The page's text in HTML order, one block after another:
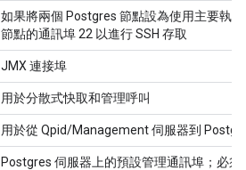
如果將兩個 Postgres 節點設為使用主要執
節點的通訊埠 22 以進行 SSH 存取
JMX 連接埠
用於分散式快取和管理呼叫
用於從 Qpid/Management 伺服器到
Postgres 伺服器上的預設管理通訊埠；必